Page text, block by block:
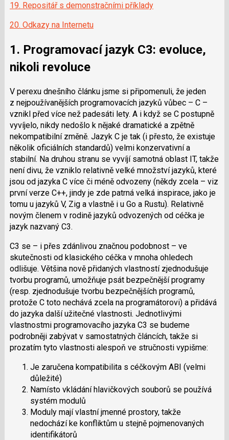
19. Repositář s demonstračními příklady
20. Odkazy na Internetu
1. Programovací jazyk C3: evoluce,
nikoli revoluce
V perexu dnešního článku jsme si připomenuli, že jeden
z nejpoužívanějších programovacích jazyků vůbec – C –
vznikl před více než padesáti lety. A i když se C postupně
vyvíjelo, nikdy nedošlo k nějaké dramatické a zpětně
nekompatibilní změně. Jazyk C je tak (i přesto, že existuje
několik oficiálních standardů) velmi konzervativní a
stabilní. Na druhou stranu se vyvíjí samotná oblast IT, takže
není divu, že vzniklo relativně velké množství jazyků, které
jsou od jazyka C více či méně odvozeny (někdy zcela – viz
první verze C++, jindy je zde patrná velká inspirace, jako je
tomu u jazyků V, Zig a vlastně i u Go a Rustu). Relativně
novým členem v rodině jazyků odvozených od céčka je
jazyk nazvaný C3.
C3 se – i přes zdánlivou značnou podobnost – ve
skutečnosti od klasického céčka v mnoha ohledech
odlišuje. Většina nově přidaných vlastností zjednodušuje
tvorbu programů, umožňuje psát bezpečnější programy
(resp. zjednodušuje tvorbu bezpečnějších programů,
protože C toto nechává zcela na programátorovi) a přidává
do jazyka další užitečné vlastnosti. Jednotlivými
vlastnostmi programovacího jazyka C3 se budeme
podrobněji zabývat v samostatných článcích, takže si
prozatím tyto vlastnosti alespoň ve stručnosti vypišme:
Je zaručena kompatibilita s céčkovým ABI (velmi
důležité)
Namísto vkládání hlavičkových souborů se používá
systém modulů
Moduly mají vlastní jmenné prostory, takže
nedochází ke konfliktům u stejně pojmenovaných
identifikátorů